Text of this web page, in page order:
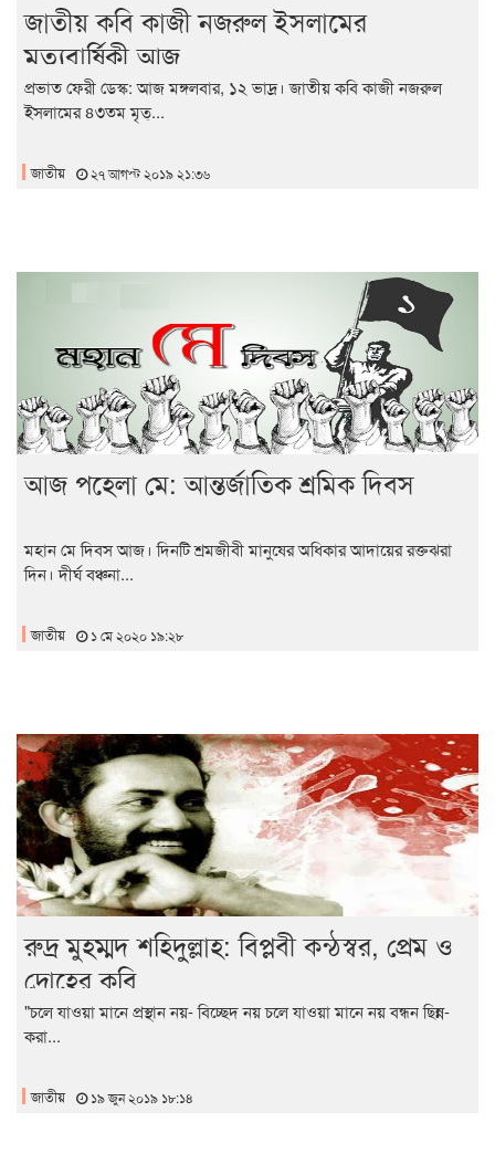
জাতীয় কবি কাজী নজরুল ইসলামের
মৃত্যুবার্ষিকী আজ
প্রভাত ফেরী ডেস্ক: আজ মঙ্গলবার, ১২ ভাদ্র। জাতীয় কবি কাজী নজরুল
ইসলামের ৪৩তম মৃত্...
জাতীয় ২৭ আগস্ট ২০১৯ ২১:৩৬
আজ পহেলা মে: আন্তর্জাতিক শ্রমিক দিবস
মহান মে দিবস আজ। দিনটি শ্রমজীবী মানুষের অধিকার আদায়ের রক্তঝরা
দিন। দীর্ঘ বঞ্চনা...
জাতীয় ১ মে ২০২০ ১৯:২৮
রুদ্র মুহম্মদ শহিদুল্লাহ: বিপ্লবী কন্ঠস্বর, প্রেম ও
দ্রোহের কবি
"চলে যাওয়া মানে প্রস্থান নয়- বিচ্ছেদ নয় চলে যাওয়া মানে নয় বন্ধন ছিন্ন-
করা...
জাতীয় ১৯ জুন ২০১৯ ১৮:১৪